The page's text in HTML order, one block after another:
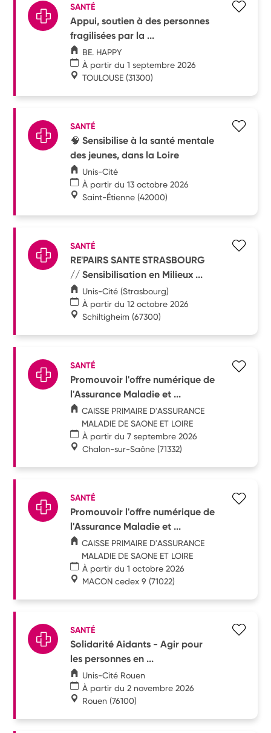
SANTÉ
Appui, soutien à des personnes
fragilisées par la ...
BE. HAPPY
À partir du 1 septembre 2026
TOULOUSE (31300)
SANTÉ
🧠 Sensibilise à la santé mentale
des jeunes, dans la Loire
Unis-Cité
À partir du 13 octobre 2026
Saint-Étienne (42000)
SANTÉ
RE'PAIRS SANTE STRASBOURG
// Sensibilisation en Milieux ...
Unis-Cité (Strasbourg)
À partir du 12 octobre 2026
Schiltigheim (67300)
SANTÉ
Promouvoir l'offre numérique de
l'Assurance Maladie et ...
CAISSE PRIMAIRE D'ASSURANCE
MALADIE DE SAONE ET LOIRE
À partir du 7 septembre 2026
Chalon-sur-Saône (71332)
SANTÉ
Promouvoir l'offre numérique de
l'Assurance Maladie et ...
CAISSE PRIMAIRE D'ASSURANCE
MALADIE DE SAONE ET LOIRE
À partir du 1 octobre 2026
MACON cedex 9 (71022)
SANTÉ
Solidarité Aidants - Agir pour
les personnes en ...
Unis-Cité Rouen
À partir du 2 novembre 2026
Rouen (76100)